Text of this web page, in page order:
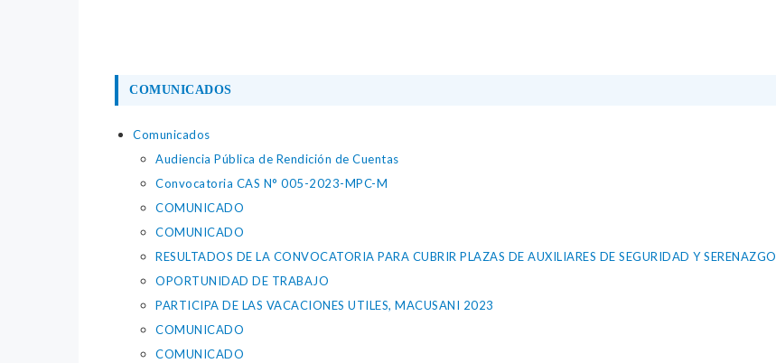
COMUNICADOS
Comunicados
Audiencia Pública de Rendición de Cuentas
Convocatoria CAS N° 005-2023-MPC-M
COMUNICADO
COMUNICADO
RESULTADOS DE LA CONVOCATORIA PARA CUBRIR PLAZAS DE AUXILIARES DE SEGURIDAD Y SERENAZGO
OPORTUNIDAD DE TRABAJO
PARTICIPA DE LAS VACACIONES UTILES, MACUSANI 2023
COMUNICADO
COMUNICADO